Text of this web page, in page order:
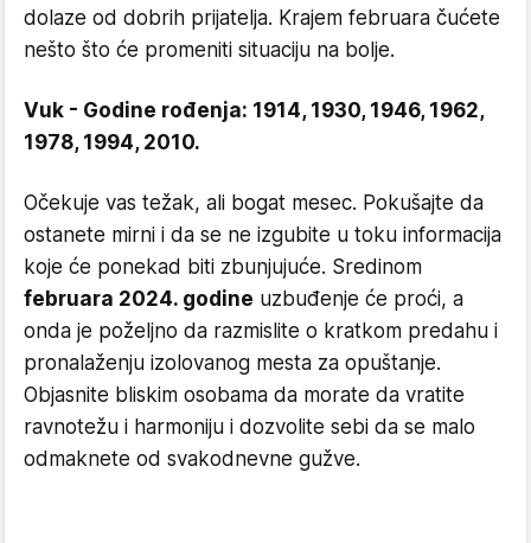
dolaze od dobrih prijatelja. Krajem februara čućete
nešto što će promeniti situaciju na bolje.
Vuk - Godine rođenja: 1914, 1930, 1946, 1962,
1978, 1994, 2010.
Očekuje vas težak, ali bogat mesec. Pokušajte da
ostanete mirni i da se ne izgubite u toku informacija
koje će ponekad biti zbunjujuće. Sredinom
februara 2024. godine uzbuđenje će proći, a
onda je poželjno da razmislite o kratkom predahu i
pronalaženju izolovanog mesta za opuštanje.
Objasnite bliskim osobama da morate da vratite
ravnotežu i harmoniju i dozvolite sebi da se malo
odmaknete od svakodnevne gužve.